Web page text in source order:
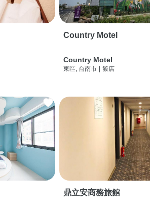
Country Motel
Country Motel
東區, 台南市 飯店
鼎立安商務旅館